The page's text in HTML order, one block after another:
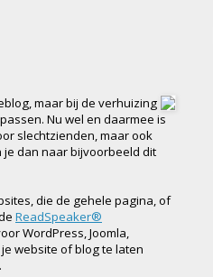
maar bij de verhuizing
Nu wel en daarmee is
slechtzienden, maar ook
dan naar bijvoorbeeld dit
die de gehele pagina, of
ReadSpeaker®
WordPress, Joomla,
website of blog te laten